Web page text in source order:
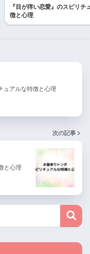
『目が痒い恋愛』のスピリチ
徴と心理
ュアルな特徴と心理
次の記事
と心理